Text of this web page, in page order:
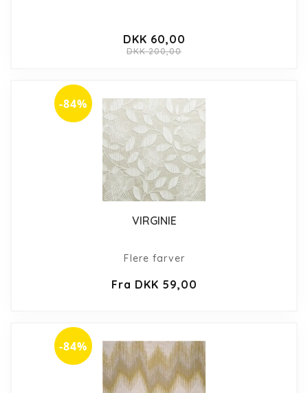
DKK 60,00
DKK 200,00
-84%
VIRGINIE
Flere farver
Fra DKK 59,00
-84%